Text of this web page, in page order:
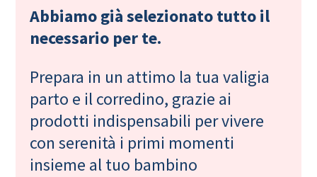
Abbiamo già selezionato tutto il
necessario per te.
Prepara in un attimo la tua valigia
parto e il corredino, grazie ai
prodotti indispensabili per vivere
con serenità i primi momenti
insieme al tuo bambino